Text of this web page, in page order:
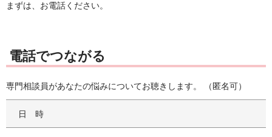
まずは、お電話ください。
電話でつながる
専門相談員があなたの悩みについてお聴きします。 （匿名可）
日時